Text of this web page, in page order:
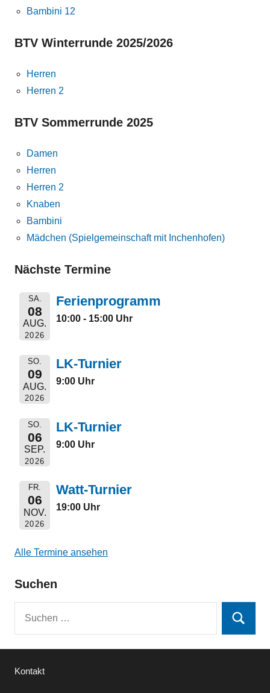
Bambini 12
BTV Winterrunde 2025/2026
Herren
Herren 2
BTV Sommerrunde 2025
Damen
Herren
Herren 2
Knaben
Bambini
Mädchen (Spielgemeinschaft mit Inchenhofen)
Nächste Termine
SA.
08
AUG.
2026
Ferienprogramm
10:00 - 15:00 Uhr
SO.
09
AUG.
2026
LK-Turnier
9:00 Uhr
SO.
06
SEP.
2026
LK-Turnier
9:00 Uhr
FR.
06
NOV.
2026
Watt-Turnier
19:00 Uhr
Alle Termine ansehen
Suchen
Suchen
Kontakt